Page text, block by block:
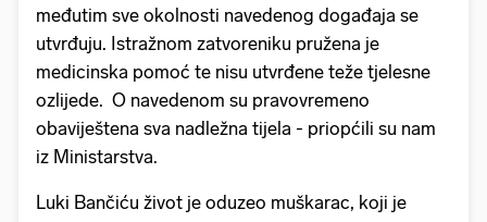
međutim sve okolnosti navedenog događaja se
utvrđuju. Istražnom zatvoreniku pružena je
medicinska pomoć te nisu utvrđene teže tjelesne
ozlijede. O navedenom su pravovremeno
obaviještena sva nadležna tijela - priopćili su nam
iz Ministarstva.
Luki Bančiću život je oduzeo muškarac, koji je